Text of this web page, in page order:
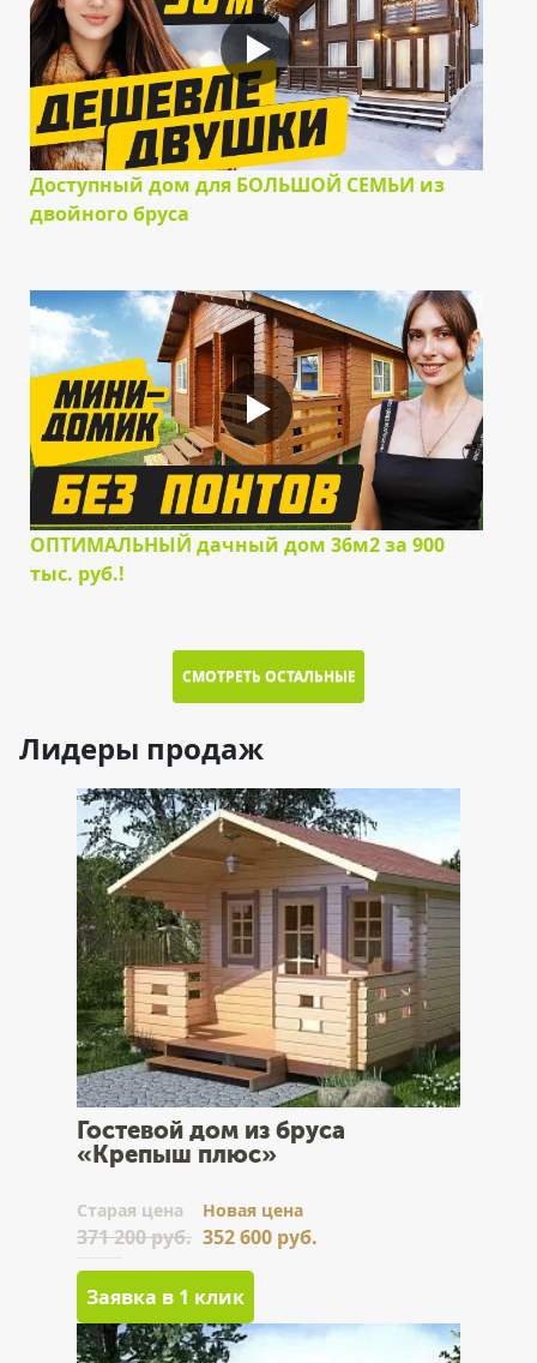
Доступный дом для БОЛЬШОЙ СЕМЬИ из
двойного бруса
ОПТИМАЛЬНЫЙ дачный дом 36м2 за 900
тыс. руб.!
СМОТРЕТЬ ОСТАЛЬНЫЕ
Лидеры продаж
Гостевой дом из бруса
«Крепыш плюс»
Cтарая цена
371 200 руб.
Новая цена
352 600 руб.
Заявка в 1 клик